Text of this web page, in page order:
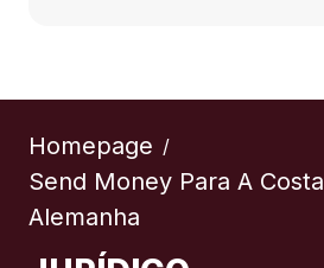
Homepage /
Send Money Para A
Alemanha